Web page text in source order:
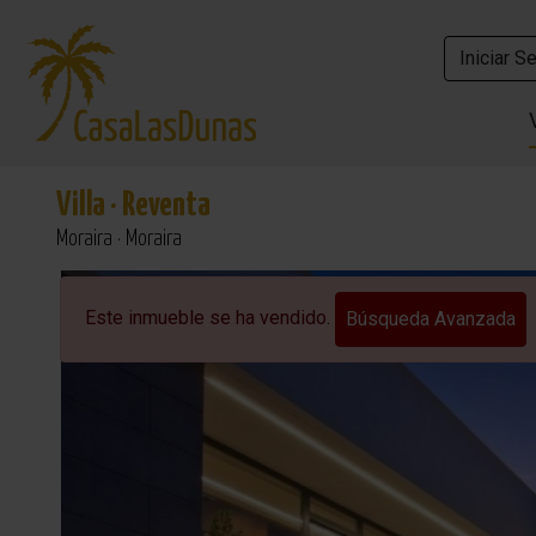
Iniciar
Iniciar
Villa · Reventa
Moraira · Moraira
Este inmueble se ha vendido. Búsqueda Avanzada